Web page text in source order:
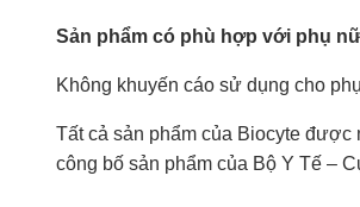
Sản phẩm có phù hợp với phụ
Không khuyến cáo sử dụng cho
Tất cả sản phẩm của Biocyte
công bố sản phẩm của Bộ Y Tế –